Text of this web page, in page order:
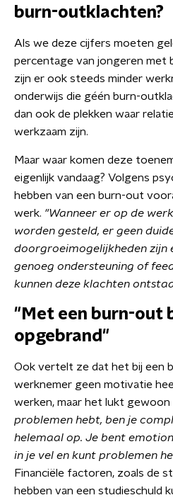
burn-outklachten?
Als we deze cijfers moeten
percentage van jongeren met
zijn er ook steeds minder
onderwijs die géén burn-
dan ook de plekken waar
werkzaam zijn.
Maar waar komen deze
eigenlijk vandaag? Volgens
hebben van een burn-out
werk. "Wanneer er op de
worden gesteld, er geen
doorgroeimogelijkheden zijn
genoeg ondersteuning of
kunnen deze klachten
"Met een burn-out
opgebrand"
Ook vertelt ze dat het bij een
werknemer geen motivatie
werken, maar het lukt gewoon
problemen hebt, ben je
helemaal op. Je bent
in je vel en kunt problemen
Financiële factoren, zoals de
hebben van een studieschuld